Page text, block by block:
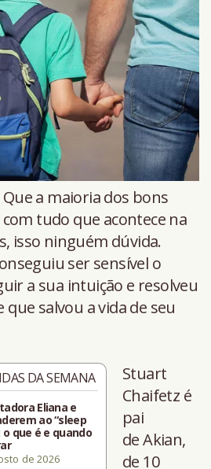
a maioria dos bons
tudo que acontece na
isso ninguém dúvida.
ser sensível o
a sua intuição e resolveu
salvou a vida de seu
DA SEMANA
Eliana e
ao “sleep
o que é e quando
de 2026
Stuart
Chaifetz é
pai
deAkian,
de 10